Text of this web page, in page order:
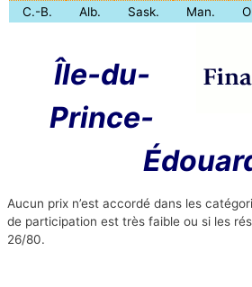
C.-B.
Alb. Sask. Man.
Île-du-
Prince-
Aucun prix n’est accordé dans les
de participation est très faible ou si les
26/80.